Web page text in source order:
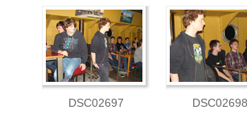
DSC02697 DSC02698